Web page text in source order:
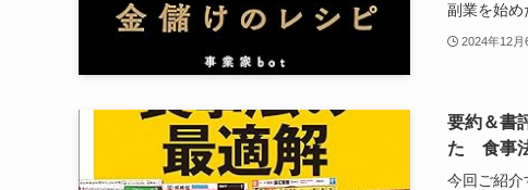
副業を始め
2024年12月
要約＆書
た 食事
今回ご紹介